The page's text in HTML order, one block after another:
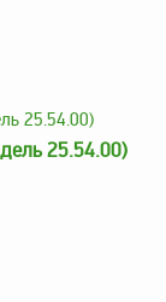
25.54.00)